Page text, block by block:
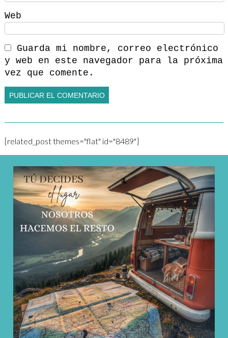
Web
Guarda mi nombre, correo electrónico
y web en este navegador para la próxima
vez que comente.
[related_post themes="flat" id="8489"]